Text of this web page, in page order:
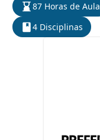
87 Horas de Aula
4 Disciplinas